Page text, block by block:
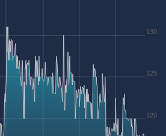
120
125
130